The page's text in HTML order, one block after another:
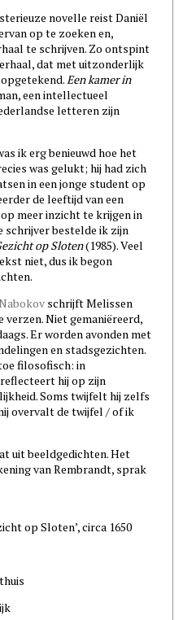
novelle reist Daniël
op te zoeken en,
te schrijven. Zo ontspint
dat met uitzonderlijk
Een kamer in
een intellectueel
letteren zijn
ik erg benieuwd hoe het
was gelukt; hij had zich
in een jonge student op
de leeftijd van een
meer inzicht te krijgen in
schrijver bestelde ik zijn
op Sloten(1985). Veel
niet, dus ik begon
schrijft Melissen
Niet gemaniëreerd,
Er worden avonden met
en stadsgezichten.
filosofisch: in
hij op zijn
Soms twijfelt hij zelfs
overvalt de twijfel / of ik
uit beeldgedichten. Het
van Rembrandt, sprak
op Sloten’, circa 1650